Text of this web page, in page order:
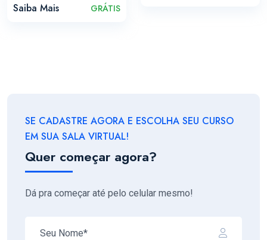
Saiba Mais GRÁTIS
SE CADASTRE AGORA E ESCOLHA SEU CURSO
EM SUA SALA VIRTUAL!
Quer começar agora?
Dá pra começar até pelo celular mesmo!